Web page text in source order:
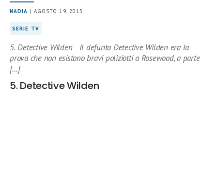
NADIA | AGOSTO 19, 2015
SERIE TV
5. Detective Wilden Il defunto Detective Wilden era la
prova che non esistono bravi poliziotti a Rosewood, a parte
[…]
5. Detective Wilden